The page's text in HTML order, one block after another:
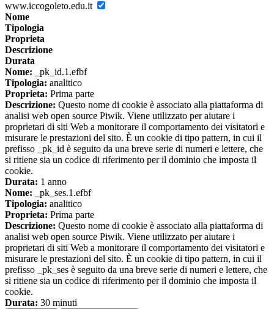
www.iccogoleto.edu.it
Nome
Tipologia
Proprieta
Descrizione
Durata
Nome: _pk_id.1.efbf
Tipologia: analitico
Proprieta: Prima parte
Descrizione: Questo nome di cookie è associato alla piattaforma di
analisi web open source Piwik. Viene utilizzato per aiutare i
proprietari di siti Web a monitorare il comportamento dei visitatori e
misurare le prestazioni del sito. È un cookie di tipo pattern, in cui il
prefisso _pk_id è seguito da una breve serie di numeri e lettere, che
si ritiene sia un codice di riferimento per il dominio che imposta il
cookie.
Durata: 1 anno
Nome: _pk_ses.1.efbf
Tipologia: analitico
Proprieta: Prima parte
Descrizione: Questo nome di cookie è associato alla piattaforma di
analisi web open source Piwik. Viene utilizzato per aiutare i
proprietari di siti Web a monitorare il comportamento dei visitatori e
misurare le prestazioni del sito. È un cookie di tipo pattern, in cui il
prefisso _pk_ses è seguito da una breve serie di numeri e lettere, che
si ritiene sia un codice di riferimento per il dominio che imposta il
cookie.
Durata: 30 minuti